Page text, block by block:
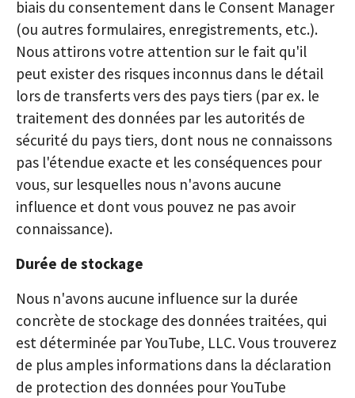
biais du consentement dans le Consent Manager
(ou autres formulaires, enregistrements, etc.).
Nous attirons votre attention sur le fait qu'il
peut exister des risques inconnus dans le détail
lors de transferts vers des pays tiers (par ex. le
traitement des données par les autorités de
sécurité du pays tiers, dont nous ne connaissons
pas l'étendue exacte et les conséquences pour
vous, sur lesquelles nous n'avons aucune
influence et dont vous pouvez ne pas avoir
connaissance).
Durée de stockage
Nous n'avons aucune influence sur la durée
concrète de stockage des données traitées, qui
est déterminée par YouTube, LLC. Vous trouverez
de plus amples informations dans la déclaration
de protection des données pour YouTube